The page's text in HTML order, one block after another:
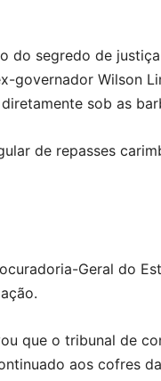
segredo de
Wilson
sob as
de repasses
Geral do
que o tribunal de
aos cofres